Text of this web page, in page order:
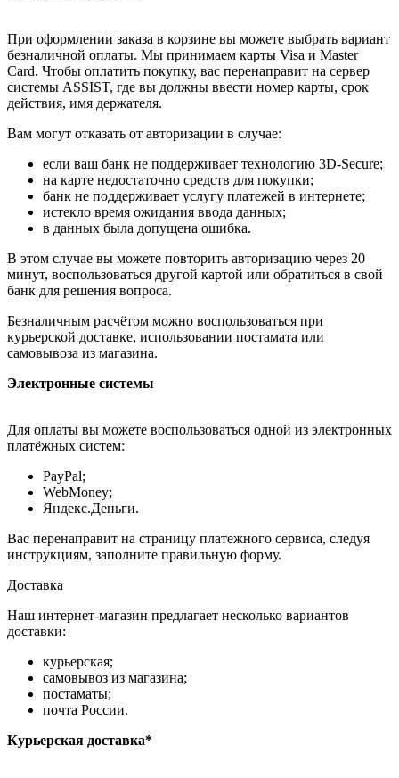
При оформлении заказа в корзине вы можете выбрать вариант
безналичной оплаты. Мы принимаем карты Visa и Master
Card. Чтобы оплатить покупку, вас перенаправит на сервер
системы ASSIST, где вы должны ввести номер карты, срок
действия, имя держателя.
Вам могут отказать от авторизации в случае:
если ваш банк не поддерживает технологию 3D-Secure;
на карте недостаточно средств для покупки;
банк не поддерживает услугу платежей в интернете;
истекло время ожидания ввода данных;
в данных была допущена ошибка.
В этом случае вы можете повторить авторизацию через 20
минут, воспользоваться другой картой или обратиться в свой
банк для решения вопроса.
Безналичным расчётом можно воспользоваться при
курьерской доставке, использовании постамата или
самовывоза из магазина.
Электронные системы
Для оплаты вы можете воспользоваться одной из электронных
платёжных систем:
PayPal;
WebMoney;
Яндекс.Деньги.
Вас перенаправит на страницу платежного сервиса, следуя
инструкциям, заполните правильную форму.
Доставка
Наш интернет-магазин предлагает несколько вариантов
доставки:
курьерская;
самовывоз из магазина;
постаматы;
почта России.
Курьерская доставка*